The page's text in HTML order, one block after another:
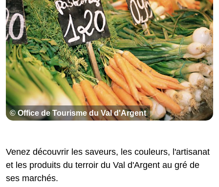
© Office de Tourisme du Val d'Argent
Venez découvrir les saveurs, les couleurs, l'artisanat
et les produits du terroir du Val d'Argent au gré de
ses marchés.